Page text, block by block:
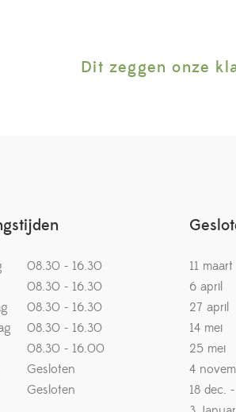
Dit zeggen onze
08.30 - 16.30
08.30 - 16.30
08.30 - 16.30
08.30 - 16.30
08.30 - 16.00
Gesloten
Gesloten
11 maart
6 april
27 april
14 mei
25 mei
4
18 dec. -